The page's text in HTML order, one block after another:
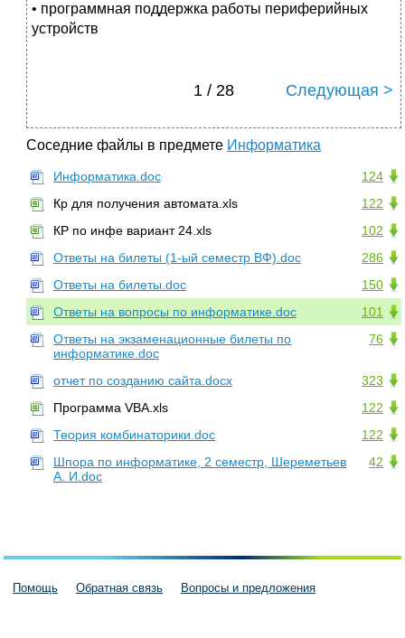
• программная поддержка работы периферийных
устройств
1 / 28 Следующая >
Соседние файлы в предмете Информатика
124
Информатика.doc
122
Кр для получения автомата.xls
102
КР по инфе вариант 24.xls
286
Ответы на билеты (1-ый семестр ВФ).doc
150
Ответы на билеты.doc
101
Ответы на вопросы по информатике.doc
76
Ответы на экзаменационные билеты по
информатике.doc
323
отчет по созданию сайта.docx
122
Программа VBA.xls
122
Теория комбинаторики.doc
42
Шпора по информатике, 2 семестр, Шереметьев
А. И.doc
Помощь Обратная связь Вопросы и предложения